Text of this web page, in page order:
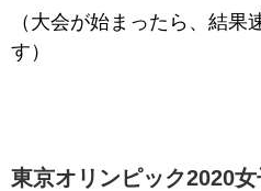
（大会が始まったら、結果
す）
東京オリンピック2020